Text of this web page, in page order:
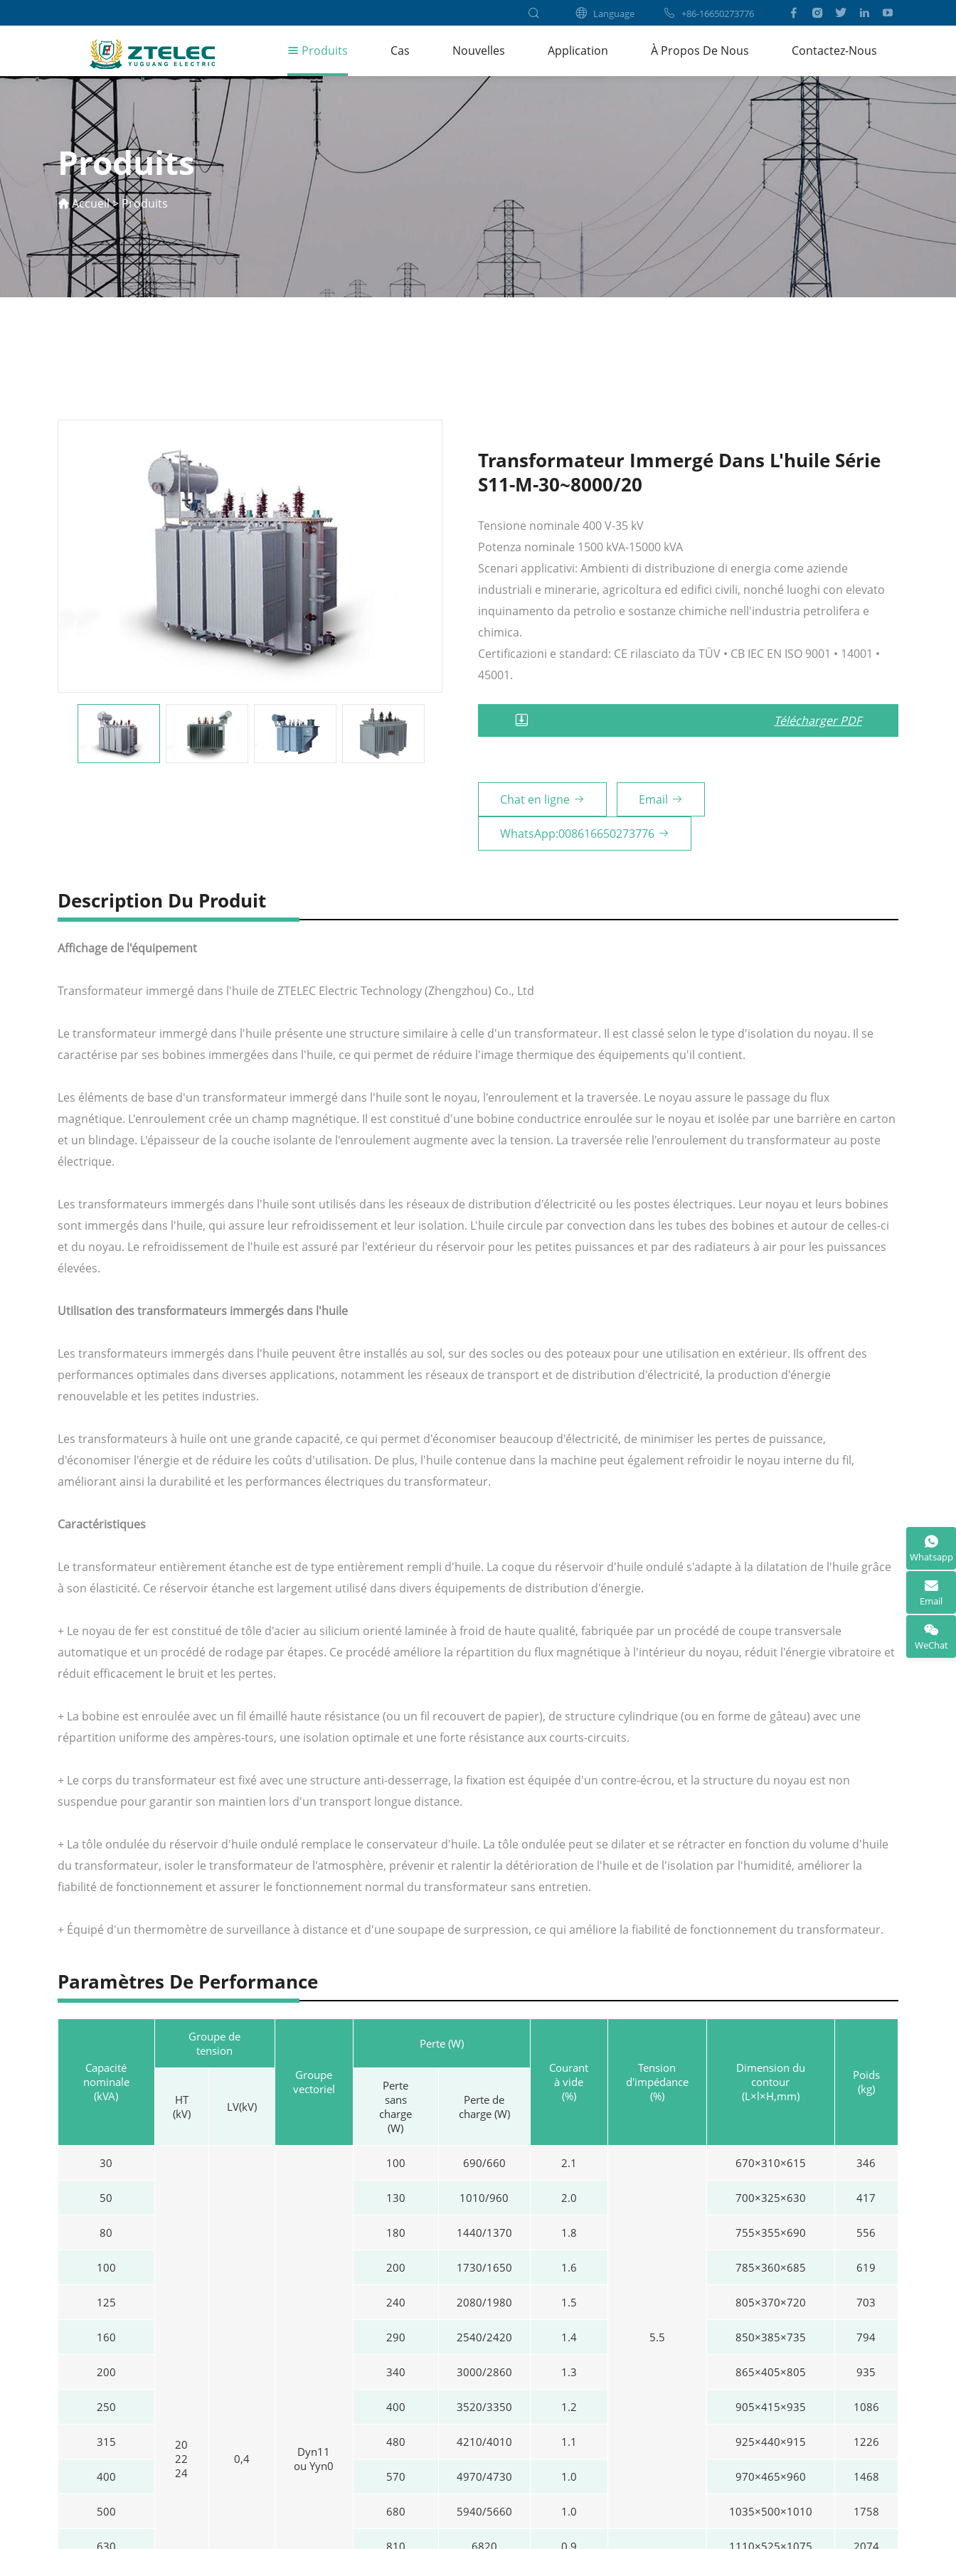
Language +86-16650273776
Produits Cas Nouvelles Application À Propos De Nous Contactez-Nous
Produits
Accueil> Produits
Transformateur Immergé Dans L'huile Série
S11-M-30~8000/20
Tensione nominale 400 V-35 kV
Potenza nominale 1500 kVA-15000 kVA
Scenari applicativi: Ambienti di distribuzione di energia come aziende
industriali e minerarie, agricoltura ed edifici civili, nonché luoghi con elevato
inquinamento da petrolio e sostanze chimiche nell'industria petrolifera e
chimica.
Certificazioni e standard: CE rilasciato da TÜV • CB IEC EN ISO 9001 • 14001 •
45001.
Télécharger PDF
Chat en ligne Email
WhatsApp:008616650273776
Description Du Produit
Affichage de l'équipement
Transformateur immergé dans l'huile de ZTELEC Electric Technology (Zhengzhou) Co., Ltd
Le transformateur immergé dans l'huile présente une structure similaire à celle d'un transformateur. Il est classé selon le type d'isolation du noyau. Il se
caractérise par ses bobines immergées dans l'huile, ce qui permet de réduire l'image thermique des équipements qu'il contient.
Les éléments de base d'un transformateur immergé dans l'huile sont le noyau, l'enroulement et la traversée. Le noyau assure le passage du flux
magnétique. L'enroulement crée un champ magnétique. Il est constitué d'une bobine conductrice enroulée sur le noyau et isolée par une barrière en carton
et un blindage. L'épaisseur de la couche isolante de l'enroulement augmente avec la tension. La traversée relie l'enroulement du transformateur au poste
électrique.
Les transformateurs immergés dans l'huile sont utilisés dans les réseaux de distribution d'électricité ou les postes électriques. Leur noyau et leurs bobines
sont immergés dans l'huile, qui assure leur refroidissement et leur isolation. L'huile circule par convection dans les tubes des bobines et autour de celles-ci
et du noyau. Le refroidissement de l'huile est assuré par l'extérieur du réservoir pour les petites puissances et par des radiateurs à air pour les puissances
élevées.
Utilisation des transformateurs immergés dans l'huile
Les transformateurs immergés dans l'huile peuvent être installés au sol, sur des socles ou des poteaux pour une utilisation en extérieur. Ils offrent des
performances optimales dans diverses applications, notamment les réseaux de transport et de distribution d'électricité, la production d'énergie
renouvelable et les petites industries.
Les transformateurs à huile ont une grande capacité, ce qui permet d'économiser beaucoup d'électricité, de minimiser les pertes de puissance,
d'économiser l'énergie et de réduire les coûts d'utilisation. De plus, l'huile contenue dans la machine peut également refroidir le noyau interne du fil,
améliorant ainsi la durabilité et les performances électriques du transformateur.
Caractéristiques
Le transformateur entièrement étanche est de type entièrement rempli d'huile. La coque du réservoir d'huile ondulé s'adapte à la dilatation de l'huile grâce
à son élasticité. Ce réservoir étanche est largement utilisé dans divers équipements de distribution d'énergie.
+ Le noyau de fer est constitué de tôle d'acier au silicium orienté laminée à froid de haute qualité, fabriquée par un procédé de coupe transversale
automatique et un procédé de rodage par étapes. Ce procédé améliore la répartition du flux magnétique à l'intérieur du noyau, réduit l'énergie vibratoire et
réduit efficacement le bruit et les pertes.
+ La bobine est enroulée avec un fil émaillé haute résistance (ou un fil recouvert de papier), de structure cylindrique (ou en forme de gâteau) avec une
répartition uniforme des ampères-tours, une isolation optimale et une forte résistance aux courts-circuits.
+ Le corps du transformateur est fixé avec une structure anti-desserrage, la fixation est équipée d'un contre-écrou, et la structure du noyau est non
suspendue pour garantir son maintien lors d'un transport longue distance.
+ La tôle ondulée du réservoir d'huile ondulé remplace le conservateur d'huile. La tôle ondulée peut se dilater et se rétracter en fonction du volume d'huile
du transformateur, isoler le transformateur de l'atmosphère, prévenir et ralentir la détérioration de l'huile et de l'isolation par l'humidité, améliorer la
fiabilité de fonctionnement et assurer le fonctionnement normal du transformateur sans entretien.
+ Équipé d'un thermomètre de surveillance à distance et d'une soupape de surpression, ce qui améliore la fiabilité de fonctionnement du transformateur.
Paramètres De Performance
Capacité
nominale
(kVA)
Groupe de
tension
Groupe
vectoriel
Perte (W)
Courant
à vide
(%)
Tension
d'impédance
(%)
Dimension du
contour
(L×l×H,mm)
Poids
(kg)
HT
(kV)
LV(kV)
Perte
sans
charge
(W)
Perte de
charge (W)
30
20
22
24
0,4
Dyn11
ou Yyn0
100 690/660 2.1
5.5
670×310×615 346
50 130 1010/960 2.0 700×325×630 417
80 180 1440/1370 1.8 755×355×690 556
100 200 1730/1650 1.6 785×360×685 619
125 240 2080/1980 1.5 805×370×720 703
160 290 2540/2420 1.4 850×385×735 794
200 340 3000/2860 1.3 865×405×805 935
250 400 3520/3350 1.2 905×415×935 1086
315 480 4210/4010 1.1 925×440×915 1226
400 570 4970/4730 1.0 970×465×960 1468
500 680 5940/5660 1.0 1035×500×1010 1758
630 810 6820 0,9 1110×525×1075 2074
Whatsapp
Email
WeChat